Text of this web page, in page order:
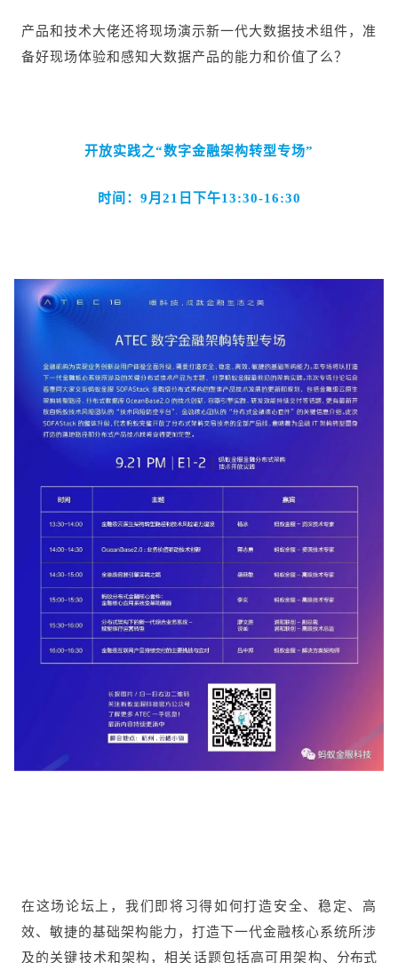
产品和技术大佬还将现场演示新一代大数据技术组件，准
备好现场体验和感知大数据产品的能力和价值了么？
开放实践之“数字金融架构转型专场”
时间：9月21日下午13:30-16:30
在这场论坛上，我们即将习得如何打造安全、稳定、高
效、敏捷的基础架构能力，打造下一代金融核心系统所涉
及的关键技术和架构，相关话题包括高可用架构、 分布式